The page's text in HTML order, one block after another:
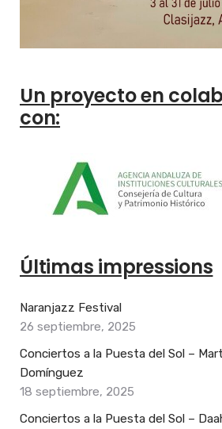
Un proyecto en
con:
Últimas impressions
Naranjazz Festival
26 septiembre, 2025
Conciertos a la Puesta del Sol –
Domínguez
18 septiembre, 2025
Conciertos a la Puesta del Sol –